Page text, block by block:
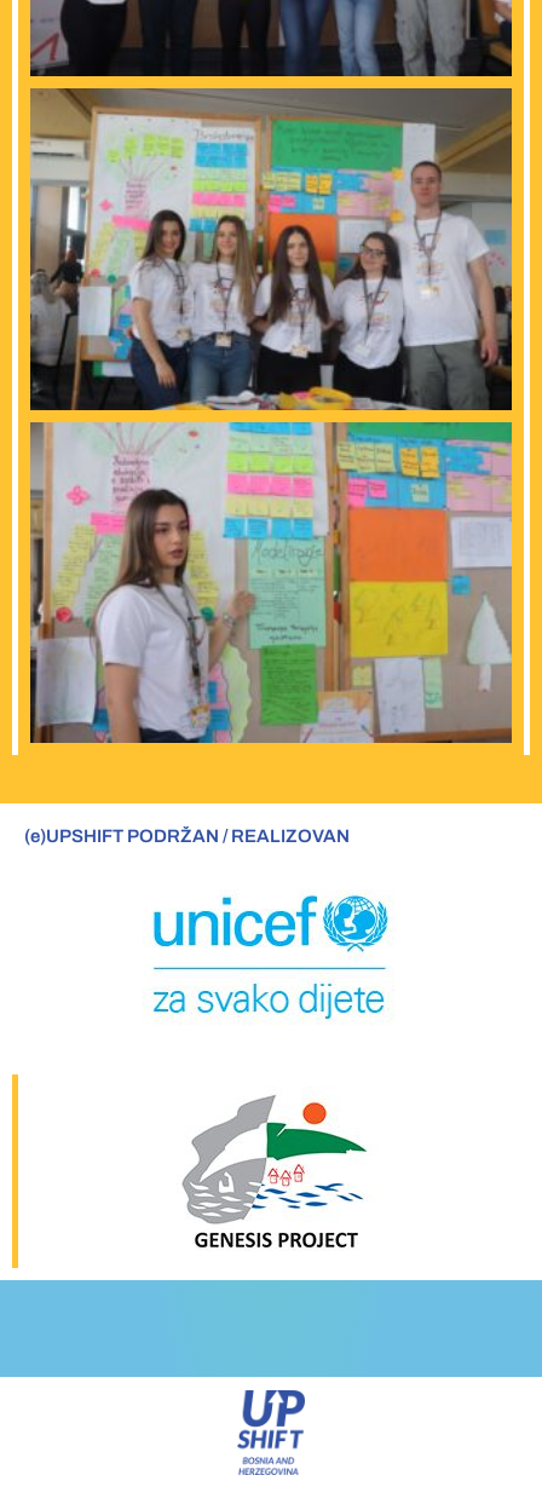
(e)UPSHIFT PODRŽAN / REALIZOVAN